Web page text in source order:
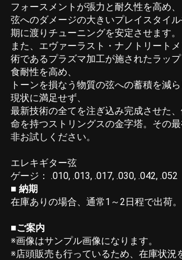
フォースメントが張力と耐久性を高め、
弦へのダメージの大きいプレイスタイ
期に渡りチューニングを安定させます。
また、エヴァーラスト・ナノトリート
術であるプラズマ加工が施されたラッ
食耐性を高め、
トーンを損なう物質の弦への蓄積を減ら
現状に満足せず、
最新技術の全てを注ぎ込み完成させた
命を持つストリングスの金字塔。その
非お試しください。
エレキギター弦
ゲージ： .010, .013, .017, .030, .042, .052
■ 納期
在庫ありの場合、通常1～2日程で出荷。
■ご案内
※画像はサンプル画像になります。
※店頭販売も行っているため、在庫状況